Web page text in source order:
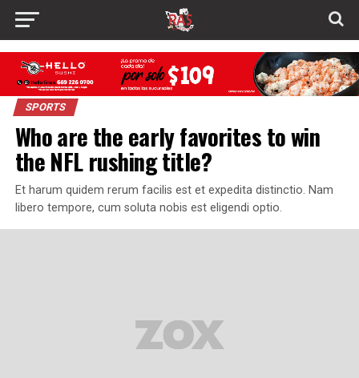
SPORTS
Who are the early favorites to win
the NFL rushing title?
Et harum quidem rerum facilis est et expedita distinctio. Nam
libero tempore, cum soluta nobis est eligendi optio.